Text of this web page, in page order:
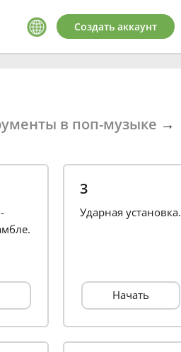
Создать аккаунт
в поп-музыке →
3
Ударная установка.
Начать